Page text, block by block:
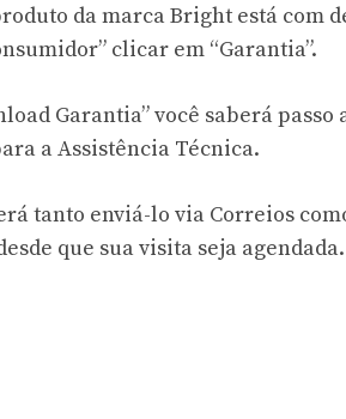
da marca Bright está com
clicar em “Garantia”.
Garantia” você saberá
a Assistência Técnica.
tanto enviá-lo via Correios
que sua visita seja agendada.